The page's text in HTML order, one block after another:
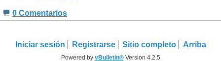
0 Comentarios
Iniciar sesión Registrarse Sitio completo Arriba
Powered by vBulletin®Version 4.2.5